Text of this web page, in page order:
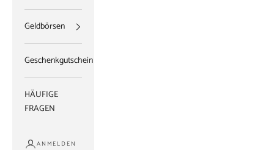
Geldbörsen
Geschenkgutschein
HÄUFIGE
FRAGEN
ANMELDEN